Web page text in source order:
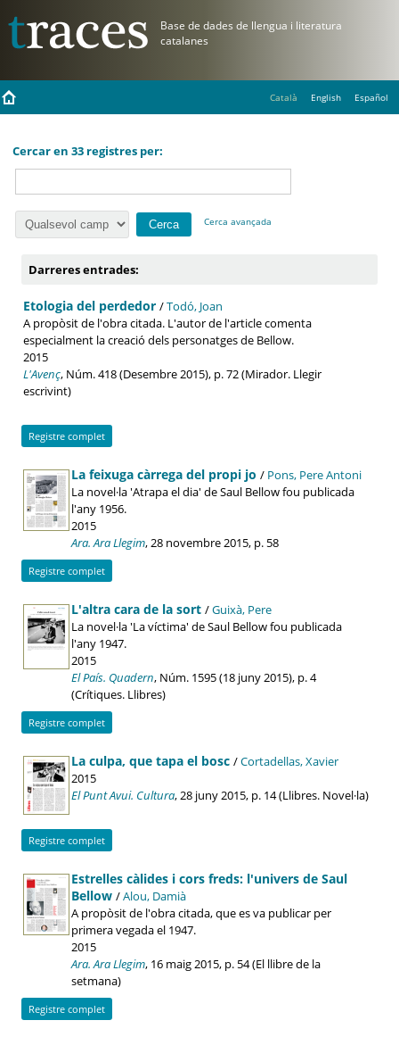
Català English Español
Cercar en 33 registres per:
Cerca avançada
Darreres entrades:
Etologia del perdedor /Todó, Joan
A propòsit de l'obra citada. L'autor de l'article comenta
especialment la creació dels personatges de Bellow.
2015
L'Avenç, Núm. 418 (Desembre 2015), p. 72 (Mirador. Llegir
escrivint)
Registre complet
La feixuga càrrega del propi jo / Pons, Pere Antoni
La novel·la 'Atrapa el dia' de Saul Bellow fou publicada
l'any 1956.
2015
Ara. Ara Llegim, 28 novembre 2015, p. 58
Registre complet
L'altra cara de la sort /Guixà, Pere
La novel·la 'La víctima' de Saul Bellow fou publicada
l'any 1947.
2015
El País. Quadern, Núm. 1595 (18 juny 2015), p. 4
(Crítiques. Llibres)
Registre complet
La culpa, que tapa el bosc /Cortadellas, Xavier
2015
El Punt Avui. Cultura, 28 juny 2015, p. 14 (Llibres. Novel·la)
Registre complet
Estrelles càlides i cors freds: l'univers de Saul
Bellow /Alou, Damià
A propòsit de l'obra citada, que es va publicar per
primera vegada el 1947.
2015
Ara. Ara Llegim, 16 maig 2015, p. 54 (El llibre de la
setmana)
Registre complet